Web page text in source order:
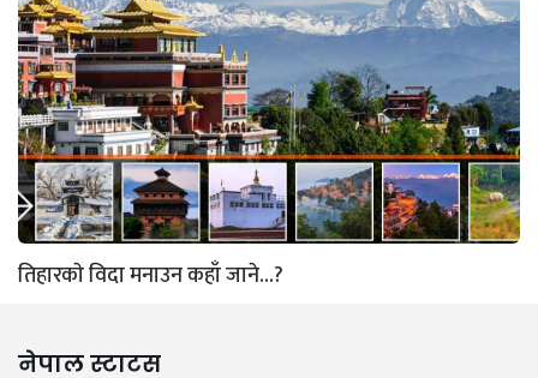
तिहारकाे विदा मनाउन कहाँ जाने...?
नेपाल स्टाटस